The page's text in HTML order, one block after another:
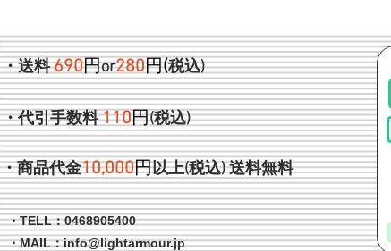
・送料690円or280円(税込)
・代引手数料110円(税込)
・商品代金10,000円以上(税込)送料無料
・TELL：0468905400
・MAIL：info@lightarmour.jp